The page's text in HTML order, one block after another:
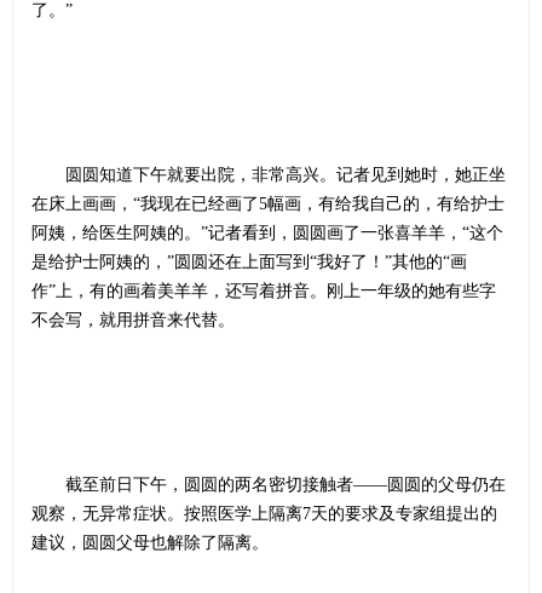
了。”
圆圆知道下午就要出院，非常高兴。记者见到她时，她正坐
在床上画画，“我现在已经画了5幅画，有给我自己的，有给护士
阿姨，给医生阿姨的。”记者看到，圆圆画了一张喜羊羊，“这个
是给护士阿姨的，”圆圆还在上面写到“我好了！”其他的“画
作”上，有的画着美羊羊，还写着拼音。刚上一年级的她有些字
不会写，就用拼音来代替。
截至前日下午，圆圆的两名密切接触者——圆圆的父母仍在
观察，无异常症状。按照医学上隔离7天的要求及专家组提出的
建议，圆圆父母也解除了隔离。